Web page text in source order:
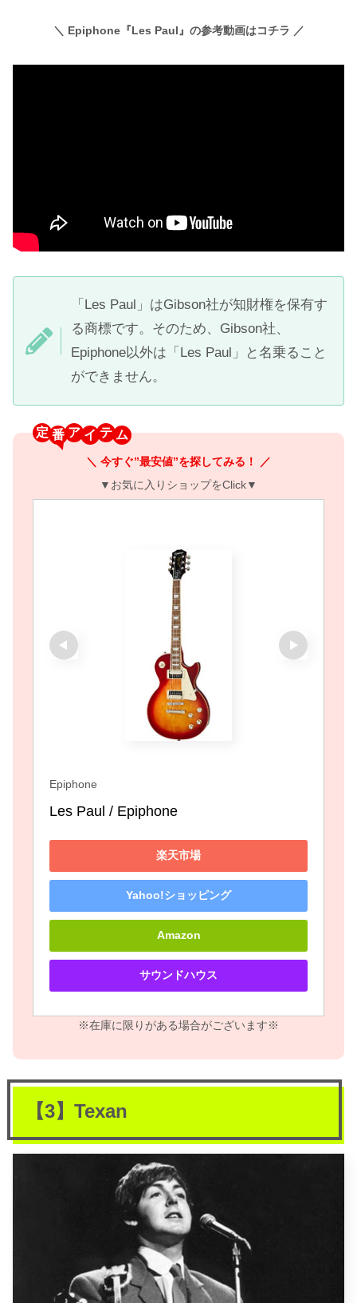
＼ Epiphone『Les Paul』の参考動画はコチラ ／
「Les Paul」はGibson社が知財権を保有す
る商標です。そのため、Gibson社、
Epiphone以外は「Les Paul」と名乗ること
ができません。
定 ア テ
＼ 今すぐ”最安値”を探してみる！ ／
▼お気に入りショップをClick▼
Epiphone
Les Paul / Epiphone
楽天市場
Yahoo!ショッピング
Amazon
サウンドハウス
※在庫に限りがある場合がございます※
【3】Texan